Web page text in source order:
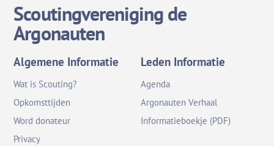
Scoutingvereniging de
Argonauten
Algemene Informatie
Wat is Scouting?
Opkomsttijden
Word donateur
Privacy
Leden Informatie
Agenda
Argonauten Verhaal
Informatieboekje (PDF)